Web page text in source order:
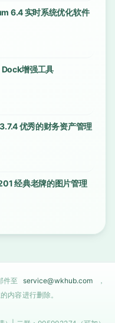
6.4 实时系统优化软件
Dock增强工具
优秀的财务资产管理
经典老牌的图片管理
件至 service@wkhub.com
，
内容进行删除。